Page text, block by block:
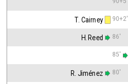
T. Cairney 90+2'
H. Reed 86'
85'
R. Jiménez 80'